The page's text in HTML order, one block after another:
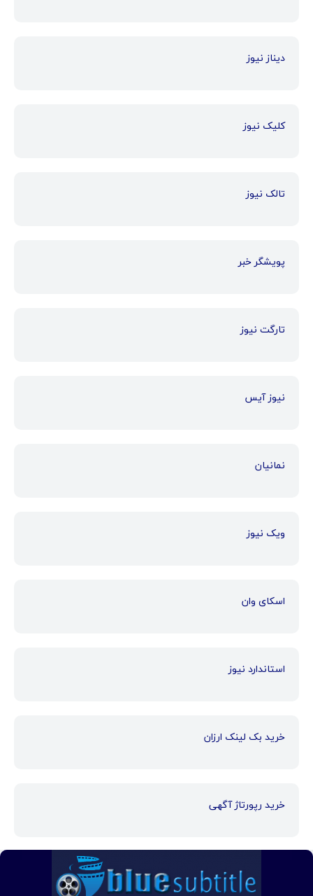
دیناز نیوز
کلیک نیوز
تالک نیوز
پویشگر خبر
تارگت نیوز
نیوز آیس
نمانیان
ویک نیوز
اسکای وان
استاندارد نیوز
خرید بک لینک ارزان
خرید رپورتاژ آگهی